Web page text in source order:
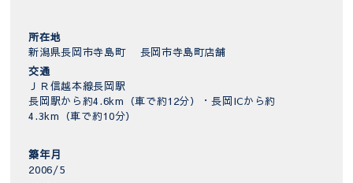
所在地
新潟県長岡市寺島町 長岡市寺島町店舗
交通
ＪＲ信越本線長岡駅
長岡駅から約4.6km（車で約12分）・長岡ICから約
4.3km（車で約10分）
築年月
2006/5